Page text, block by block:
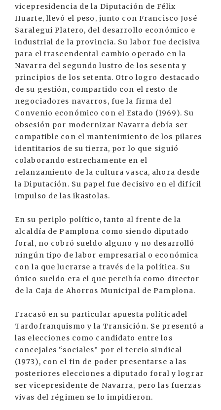
vicepresidencia de la Diputación de Félix
Huarte, llevó el peso, junto con Francisco José
Saralegui Platero, del desarrollo económico e
industrial de la provincia. Su labor fue decisiva
para el trascendental cambio operado en la
Navarra del segundo lustro de los sesenta y
principios de los setenta. Otro logro destacado
de su gestión, compartido con el resto de
negociadores navarros, fue la firma del
Convenio económico con el Estado (1969). Su
obsesión por modernizar Navarra debía ser
compatible con el mantenimiento de los pilares
identitarios de su tierra, por lo que siguió
colaborando estrechamente en el
relanzamiento de la cultura vasca, ahora desde
la Diputación. Su papel fue decisivo en el difícil
impulso de las ikastolas.
En su periplo político, tanto al frente de la
alcaldía de Pamplona como siendo diputado
foral, no cobró sueldo alguno y no desarrolló
ningún tipo de labor empresarial o económica
con la que lucrarse a través de la política. Su
único sueldo era el que percibía como director
de la Caja de Ahorros Municipal de Pamplona.
Fracasó en su particular apuesta políticadel
Tardofranquismo y la Transición. Se presentó a
las elecciones como candidato entre los
concejales “sociales” por el tercio sindical
(1973), con el fin de poder presentarse a las
posteriores elecciones a diputado foral y lograr
ser vicepresidente de Navarra, pero las fuerzas
vivas del régimen se lo impidieron.